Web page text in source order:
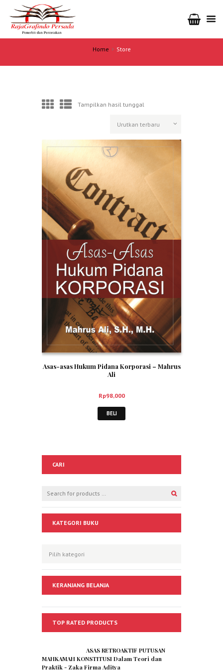
Home Store
Tampilkan hasil tunggal
Asas-asas Hukum Pidana Korporasi – Mahrus
Ali
Rp98,000
BELI
CARI
KATEGORI BUKU
KERANJANG BELANJA
TOP RATED PRODUCTS
ASAS RETROAKTIF PUTUSAN
MAHKAMAH KONSTITUSI Dalam Teori dan
Praktik - Zaka Firma Aditya